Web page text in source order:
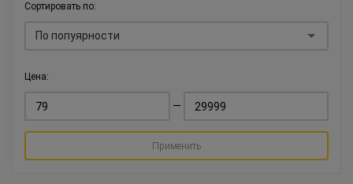
Сортировать по:
По попуярности
Цена:
—
Применить